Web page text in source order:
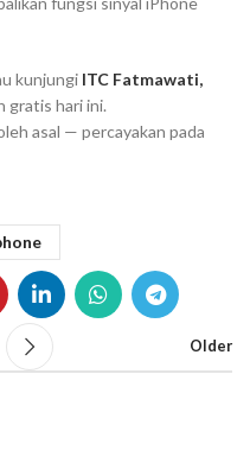
kunjungi ITC Fatmawati,
gratis hari ini.
asal — percayakan pada
Older